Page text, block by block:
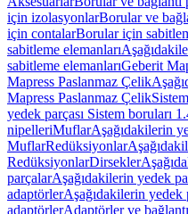
için izolasyonlarBorular ve
için contalarBorular için
sabitleme elemanları
sabitleme elemanlarıGeberit
Mapress Paslanmaz Çelik
Mapress Paslanmaz Çelik
yedek parçası Sistem boruları
nipelleriMuflarAşağıdakilerin
MuflarRedüksiyonlar
RedüksiyonlarDirsekler
parçalarAşağıdakilerin yedek
adaptörlerAşağıdakilerin yedek
adaptörlerAdaptörler ve